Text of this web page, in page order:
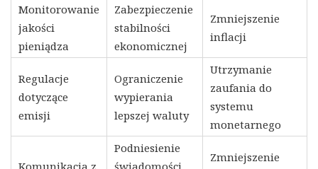
Monitorowanie
jakości
pieniądza
Zabezpieczenie
stabilności
ekonomicznej
Zmniejszenie
inflacji
Regulacje
dotyczące
emisji
Ograniczenie
wypierania
lepszej waluty
Utrzymanie
zaufania do
systemu
monetarnego
Podniesienie
Zmniejszenie